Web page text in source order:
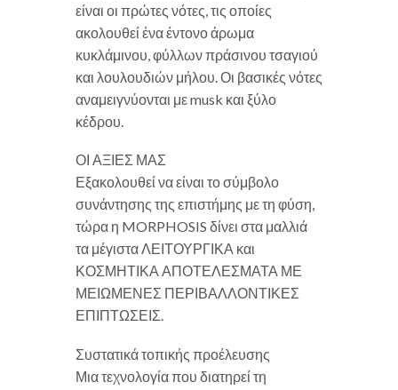
είναι οι πρώτες νότες, τις οποίες
ακολουθεί ένα έντονο άρωμα
κυκλάμινου, φύλλων πράσινου τσαγιού
και λουλουδιών μήλου. Οι βασικές νότες
αναμειγνύονται με musk και ξύλο
κέδρου.
ΟΙ ΑΞΙΕΣ ΜΑΣ
Εξακολουθεί να είναι το σύμβολο
συνάντησης της επιστήμης με τη φύση,
τώρα η MORPHOSIS δίνει στα μαλλιά
τα μέγιστα ΛΕΙΤΟΥΡΓΙΚΑ και
ΚΟΣΜΗΤΙΚΑ ΑΠΟΤΕΛΕΣΜΑΤΑ ΜΕ
ΜΕΙΩΜΕΝΕΣ ΠΕΡΙΒΑΛΛΟΝΤΙΚΕΣ
ΕΠΙΠΤΩΣΕΙΣ.
Συστατικά τοπικής προέλευσης
Μια τεχνολογία που διατηρεί τη